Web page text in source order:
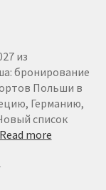
ОТ
€
29
из
бронирование
Польши в
Германию,
список
Read more: